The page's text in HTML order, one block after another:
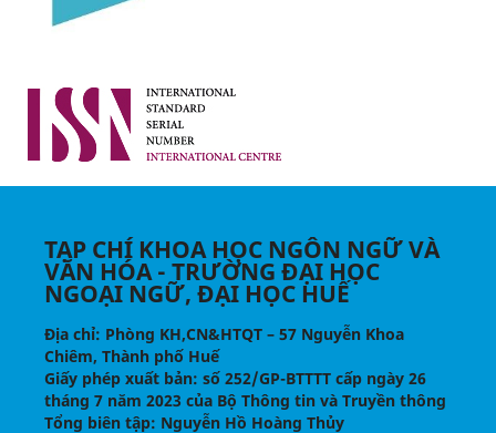
TẠP CHÍ KHOA HỌC NGÔN NGỮ VÀ
VĂN HÓA - TRƯỜNG ĐẠI HỌC
NGOẠI NGỮ, ĐẠI HỌC HUẾ
Địa chỉ: Phòng KH,CN&HTQT – 57 Nguyễn Khoa
Chiêm, Thành phố Huế
Giấy phép xuất bản: số 252/GP-BTTTT cấp ngày 26
tháng 7 năm 2023 của Bộ Thông tin và Truyền thông
Tổng biên tập: Nguyễn Hồ Hoàng Thủy